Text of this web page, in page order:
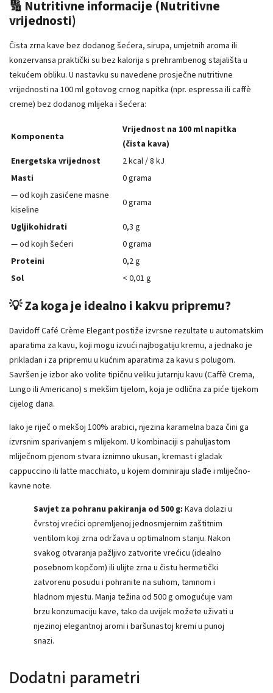
🔢 Nutritivne informacije (Nutritivne
vrijednosti)
Čista zrna kave bez dodanog šećera, sirupa, umjetnih aroma ili
konzervansa praktički su bez kalorija s prehrambenog stajališta u
tekućem obliku. U nastavku su navedene prosječne nutritivne
vrijednosti na 100 ml gotovog crnog napitka (npr. espressa ili caffè
creme) bez dodanog mlijeka i šećera:
Komponenta
Vrijednost na 100 ml napitka
(čista kava)
Energetska vrijednost
2 kcal / 8 kJ
Masti
0 grama
— od kojih zasićene masne
kiseline
0 grama
Ugljikohidrati
0,3 g
— od kojih šećeri
0 grama
Proteini
0,2 g
Sol
< 0,01 g
💡 Za koga je idealno i kakvu pripremu?
Davidoff Café Crème Elegant postiže izvrsne rezultate u automatskim
aparatima za kavu, koji mogu izvući najbogatiju kremu, a jednako je
prikladan i za pripremu u kućnim aparatima za kavu s polugom.
Savršen je izbor ako volite tipičnu veliku jutarnju kavu (Caffè Crema,
Lungo ili Americano) s mekšim tijelom, koja je odlična za piće tijekom
cijelog dana.
Iako je riječ o mekšoj 100% arabici, njezina karamelna baza čini ga
izvrsnim sparivanjem s mlijekom. U kombinaciji s pahuljastom
mliječnom pjenom stvara iznimno ukusan, kremast i gladak
cappuccino ili latte macchiato, u kojem dominiraju slađe i mliječno-
kavne note.
Savjet za pohranu pakiranja od 500 g: Kava dolazi u
čvrstoj vrećici opremljenoj jednosmjernim zaštitnim
ventilom koji zrna održava u optimalnom stanju. Nakon
svakog otvaranja pažljivo zatvorite vrećicu (idealno
posebnom kopčom) ili ulijte zrna u čistu hermetički
zatvorenu posudu i pohranite na suhom, tamnom i
hladnom mjestu. Manja težina od 500 g omogućuje vam
brzu konzumaciju kave, tako da uvijek možete uživati ​​u
njezinoj elegantnoj aromi i baršunastoj kremi u punoj
snazi.
Dodatni parametri